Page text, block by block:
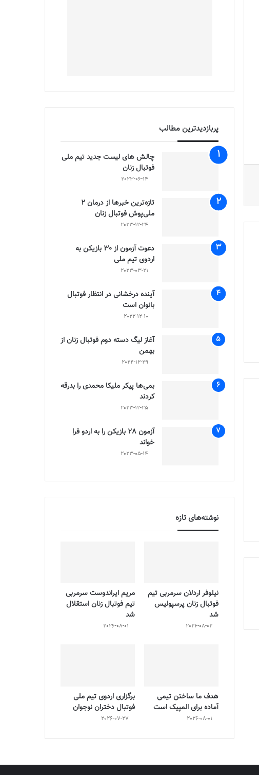
پربازدیدترین مطالب
چالش هاى ليست جدید تيم ملى
فوتبال زنان
2023-06-14
تازه‌ترین خبرها از درمان ۲
ملی‌پوش فوتبال زنان
2023-12-24
دعوت آزمون از 30 بازیکن به
اردوی تیم ملی
2023-03-21
آینده درخشانی در انتظار فوتبال
بانوان است
2022-12-10
آغاز لیگ دسته دوم فوتبال زنان از
بهمن
2024-12-29
بمی‌ها پیکر ملیکا محمدی را بدرقه
کردند
2023-12-25
آزمون 28 بازیکن را به اردو فرا
خواند
2023-05-14
نوشته‌های تازه
نیلوفر اردلان سرمربی تیم
فوتبال زنان پرسپولیس
شد
2026-08-02
مریم ایراندوست سرمربی
تیم فوتبال زنان استقلال
شد
2026-08-01
هدف ما ساختن تیمی
آماده برای المپیک است
2026-08-01
برگزاری اردوی تیم ملی
فوتبال دختران نوجوان
2026-07-27